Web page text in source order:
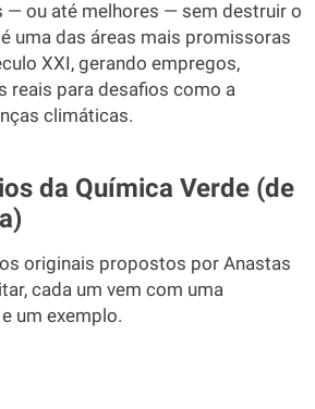
— ou até melhores — sem destruir o
uma das áreas mais promissoras
XXI, gerando empregos,
reais para desafios como a
climáticas.
da Química Verde (de
originais propostos por Anastas
cada um vem com uma
um exemplo.